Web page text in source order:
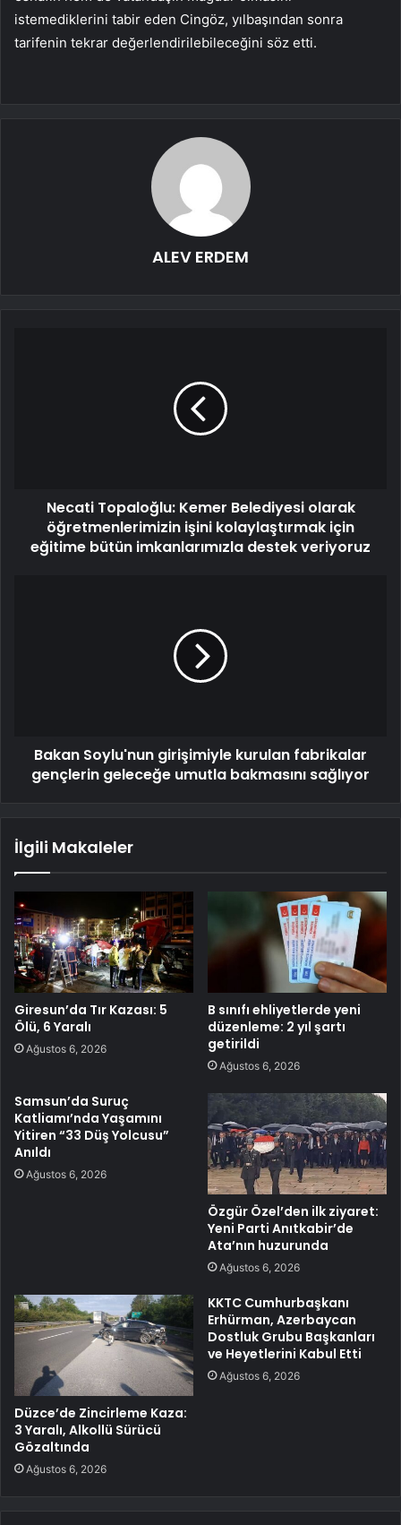
istemediklerini tabir eden Cingöz, yılbaşından sonra
tarifenin tekrar değerlendirilebileceğini söz etti.
ALEV ERDEM
Necati Topaloğlu: Kemer Belediyesi olarak
öğretmenlerimizin işini kolaylaştırmak için
eğitime bütün imkanlarımızla destek veriyoruz
Bakan Soylu'nun girişimiyle kurulan fabrikalar
gençlerin geleceğe umutla bakmasını sağlıyor
İlgili Makaleler
Giresun’da Tır Kazası: 5
Ölü, 6 Yaralı
Ağustos 6, 2026
B sınıfı ehliyetlerde yeni
düzenleme: 2 yıl şartı
getirildi
Ağustos 6, 2026
Samsun’da Suruç
Katliamı’nda Yaşamını
Yitiren “33 Düş Yolcusu”
Anıldı
Ağustos 6, 2026
Özgür Özel’den ilk ziyaret:
Yeni Parti Anıtkabir’de
Ata’nın huzurunda
Ağustos 6, 2026
Düzce’de Zincirleme Kaza:
3 Yaralı, Alkollü Sürücü
Gözaltında
Ağustos 6, 2026
KKTC Cumhurbaşkanı
Erhürman, Azerbaycan
Dostluk Grubu Başkanları
ve Heyetlerini Kabul Etti
Ağustos 6, 2026